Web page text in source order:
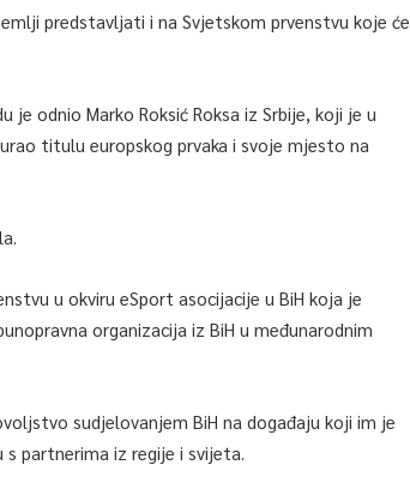
predstavljati i na Svjetskom prvenstvu koje će
je odnio Marko Roksić Roksa iz Srbije, koji je u
titulu europskog prvaka i svoje mjesto na
u okviru eSport asocijacije u BiH koja je
organizacija iz BiH u međunarodnim
sudjelovanjem BiH na događaju koji im je
partnerima iz regije i svijeta.